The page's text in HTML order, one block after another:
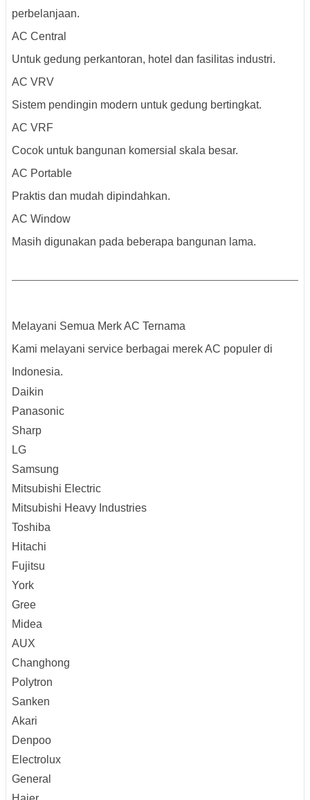
perbelanjaan.
AC Central
Untuk gedung perkantoran, hotel dan fasilitas industri.
AC VRV
Sistem pendingin modern untuk gedung bertingkat.
AC VRF
Cocok untuk bangunan komersial skala besar.
AC Portable
Praktis dan mudah dipindahkan.
AC Window
Masih digunakan pada beberapa bangunan lama.
Melayani Semua Merk AC Ternama
Kami melayani service berbagai merek AC populer di
Indonesia.
Daikin
Panasonic
Sharp
LG
Samsung
Mitsubishi Electric
Mitsubishi Heavy Industries
Toshiba
Hitachi
Fujitsu
York
Gree
Midea
AUX
Changhong
Polytron
Sanken
Akari
Denpoo
Electrolux
General